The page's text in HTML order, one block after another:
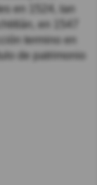
en 1524, tan
en 1547
termino en
de patrimonio